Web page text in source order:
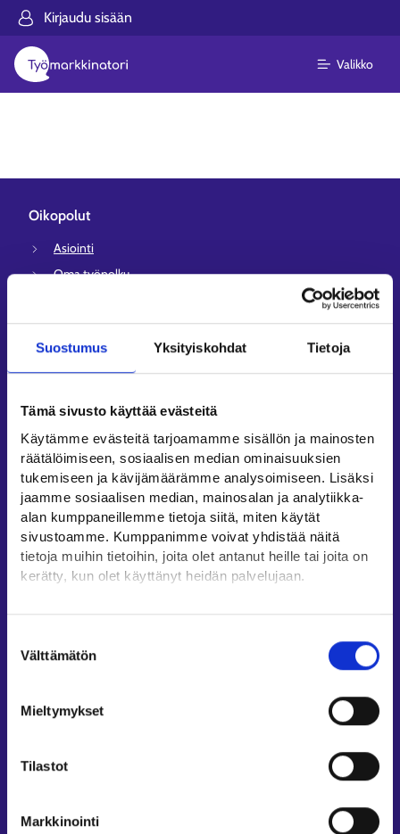
Suostumus Yksityiskohdat Tietoja
Tämä sivusto käyttää evästeitä
Käytämme evästeitä tarjoamamme sisällön ja mainosten
räätälöimiseen, sosiaalisen median ominaisuuksien
tukemiseen ja kävijämäärämme analysoimiseen. Lisäksi
jaamme sosiaalisen median, mainosalan ja analytiikka-
alan kumppaneillemme tietoja siitä, miten käytät
sivustoamme. Kumppanimme voivat yhdistää näitä
tietoja muihin tietoihin, joita olet antanut heille tai joita on
kerätty, kun olet käyttänyt heidän palvelujaan.
Löydät tietoa evästeiden käyttötarkoituksista
Lue tarkemmin
valinta
Välttämätön
Mieltymykset
Tilastot
Markkinointi
Kirjaudu sisään
Valikko
Oikopolut
Asiointi
Oma työpolku
Avoimet työpaikat
Tietoa muilla kielillä
Työllisyysalueiden yhteystiedot
Sähköisen asioinnin tuki
Työttömyysturvaneuvonta
Yritys- ja työnantaja-asiakkaan neuvontapalvelut
Asiointi- ja Oma työpolku -osioiden ohjeet
Tuki ja palaute
Työ- ja elinkeinoministeriö⁠
Osaamispolku⁠
Seuraa meitä